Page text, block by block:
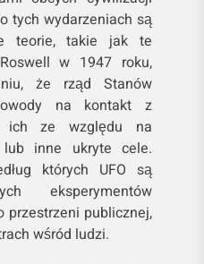
tych wydarzeniach są
teorie, takie jak te
w 1947 roku,
że rząd Stanów
na kontakt z
ich ze względu na
lub inne ukryte cele.
których UFO są
eksperymentów
przestrzeni publicznej,
wśród ludzi.